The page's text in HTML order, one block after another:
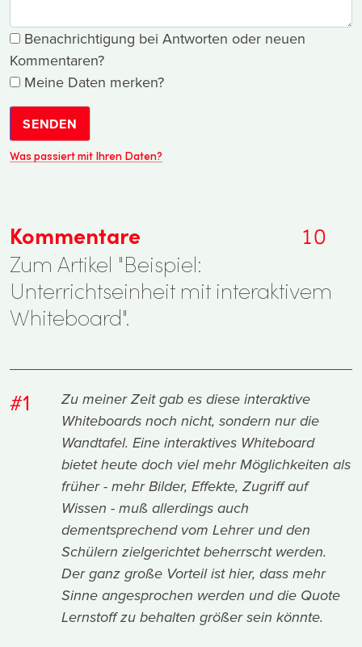
Benachrichtigung bei Antworten oder neuen
Kommentaren?
Meine Daten merken?
SENDEN
Was passiert mit Ihren Daten?
Kommentare
10
Zum Artikel "Beispiel:
Unterrichtseinheit mit interaktivem
Whiteboard".
#1
Zu meiner Zeit gab es diese interaktive
Whiteboards noch nicht, sondern nur die
Wandtafel. Eine interaktives Whiteboard
bietet heute doch viel mehr Möglichkeiten als
früher - mehr Bilder, Effekte, Zugriff auf
Wissen - muß allerdings auch
dementsprechend vom Lehrer und den
Schülern zielgerichtet beherrscht werden.
Der ganz große Vorteil ist hier, dass mehr
Sinne angesprochen werden und die Quote
Lernstoff zu behalten größer sein könnte.